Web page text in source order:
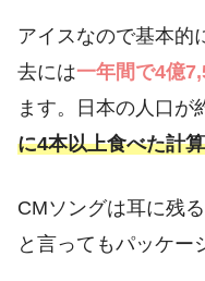
アイスなので基本的
去には一年間で4億
ます。日本の人口が
に4本以上食べた計
CMソングは耳に残
と言ってもパッケー